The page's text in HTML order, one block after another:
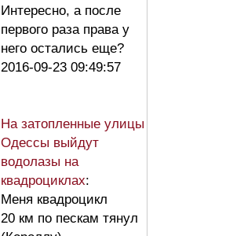
Интересно, а после
первого раза права у
него остались еще?
2016-09-23 09:49:57
На затопленные улицы
Одессы выйдут
водолазы на
квадроциклах:
Меня квадроцикл
20 км по пескам тянул